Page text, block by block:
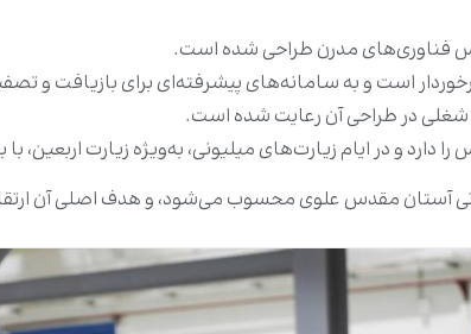
است و به سامانه‌های پیشرفته‌ای برای بازیافت
شغلی در طراحی آن رعایت شده است.
و در ایام زیارت‌های میلیونی، به‌ویژه زیارت اربعین،
آستان مقدس علوی محسوب می‌شود، و هدف اصلی آن